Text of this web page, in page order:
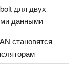
для двух
данными
становятся